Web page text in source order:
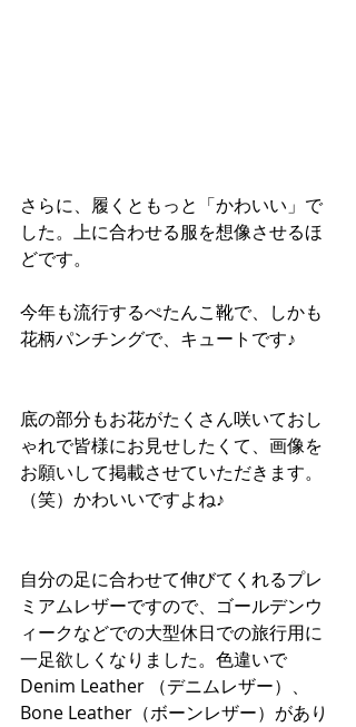
さらに、履くともっと「かわいい」で
した。上に合わせる服を想像させるほ
どです。
今年も流行するぺたんこ靴で、しかも
花柄パンチングで、キュートです♪
底の部分もお花がたくさん咲いておし
ゃれで皆様にお見せしたくて、画像を
お願いして掲載させていただきます。
（笑）かわいいですよね♪
自分の足に合わせて伸びてくれるプレ
ミアムレザーですので、ゴールデンウ
ィークなどでの大型休日での旅行用に
一足欲しくなりました。色違いで
Denim Leather （デニムレザー）、
Bone Leather（ボーンレザー）があり